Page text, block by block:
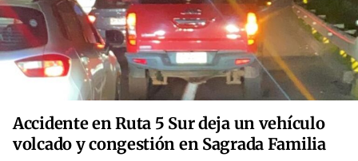
Accidente en Ruta 5 Sur deja un vehículo
volcado y congestión en Sagrada Familia